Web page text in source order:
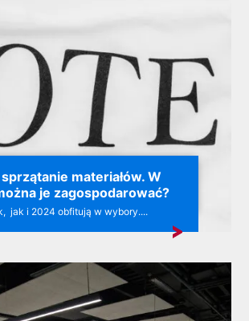
materiałów. W
je zagospodarować?
jak i 2024 obfitują w wybory....